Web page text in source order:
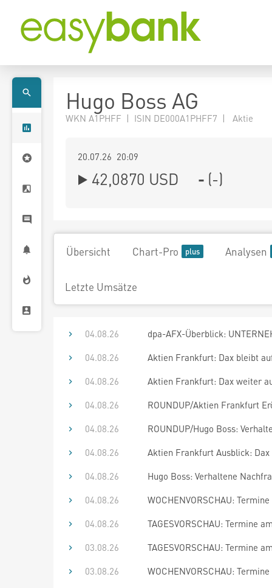
Hugo Boss AG
WKN A1PHFF | ISIN DE000A1PHFF7 | Aktie
20.07.26 20:09
42,0870 USD - (-)
Übersicht Chart-Pro Analysen
Letzte Umsätze
04.08.26
dpa-AFX-Überblick:
04.08.26
Aktien Frankfurt: Dax bleibt
04.08.26
Aktien Frankfurt: Dax weiter
04.08.26
ROUNDUP/Aktien Frankfurt
04.08.26
ROUNDUP/Hugo Boss:
04.08.26
Aktien Frankfurt Ausblick:
04.08.26
Hugo Boss: Verhaltene
04.08.26
WOCHENVORSCHAU:
04.08.26
TAGESVORSCHAU: Termine
03.08.26
TAGESVORSCHAU: Termine
03.08.26
WOCHENVORSCHAU: